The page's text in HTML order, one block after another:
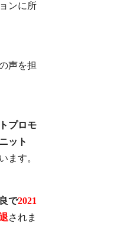
ンに所
声を担
プロモ
ット
ます。
で2021
されま